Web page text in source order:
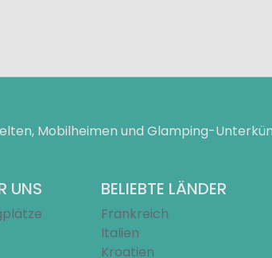
Mobilheimen und Glamping-
UNS BELIEBTE LÄNDER
Frankreich
Italien
Kroatien